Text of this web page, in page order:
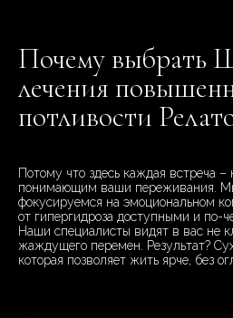
Почему выбрать
лечения
потливости
Потому что здесь каждая встреча –
понимающим ваши переживания.
фокусируемся на эмоциональном
от гипергидроза доступными и по-
Наши специалисты видят в вас не
жаждущего перемен. Результат?
которая позволяет жить ярче, без